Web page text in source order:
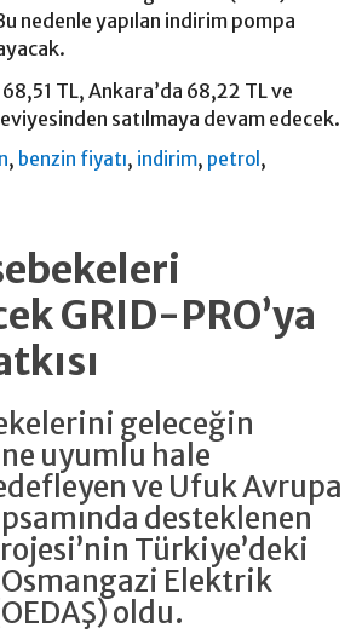
nedenle yapılan indirim pompa
TL, Ankara’da 68,22 TL ve
satılmaya devam edecek.
, benzin fiyatı, indirim, petrol ,
GRID-PRO’ya
geleceğin
uyumlu hale
ve Ufuk Avrupa
desteklenen
Türkiye’deki
Elektrik
oldu.